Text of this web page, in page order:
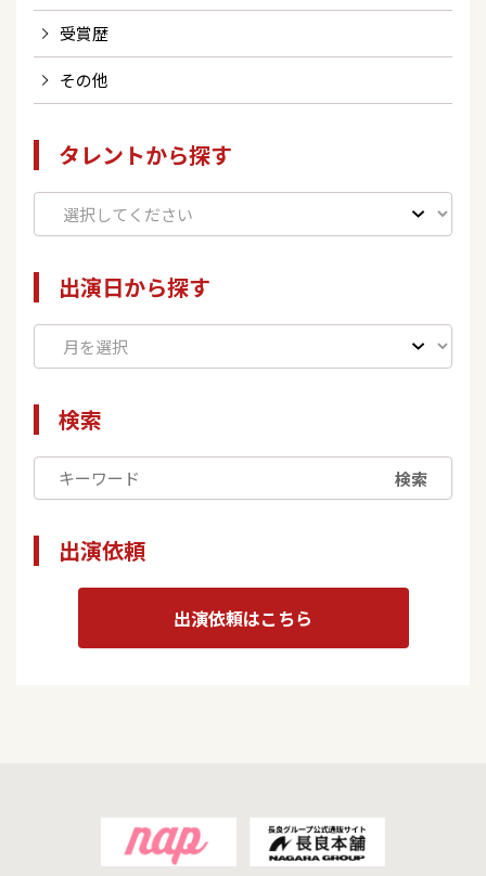
受賞歴
その他
タレントから探す
出演日から探す
検索
検索
出演依頼
出演依頼はこちら